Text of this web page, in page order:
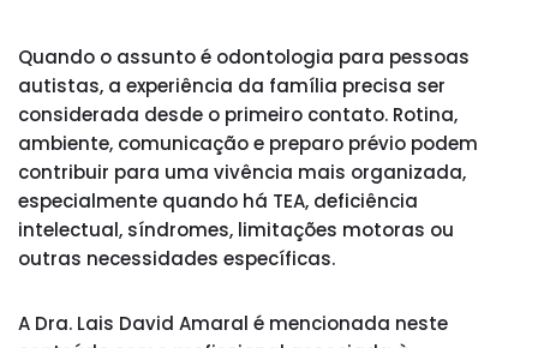
Quando o assunto é odontologia para pessoas
autistas, a experiência da família precisa ser
considerada desde o primeiro contato. Rotina,
ambiente, comunicação e preparo prévio podem
contribuir para uma vivência mais organizada,
especialmente quando há TEA, deficiência
intelectual, síndromes, limitações motoras ou
outras necessidades específicas.
A Dra. Lais David Amaral é mencionada neste